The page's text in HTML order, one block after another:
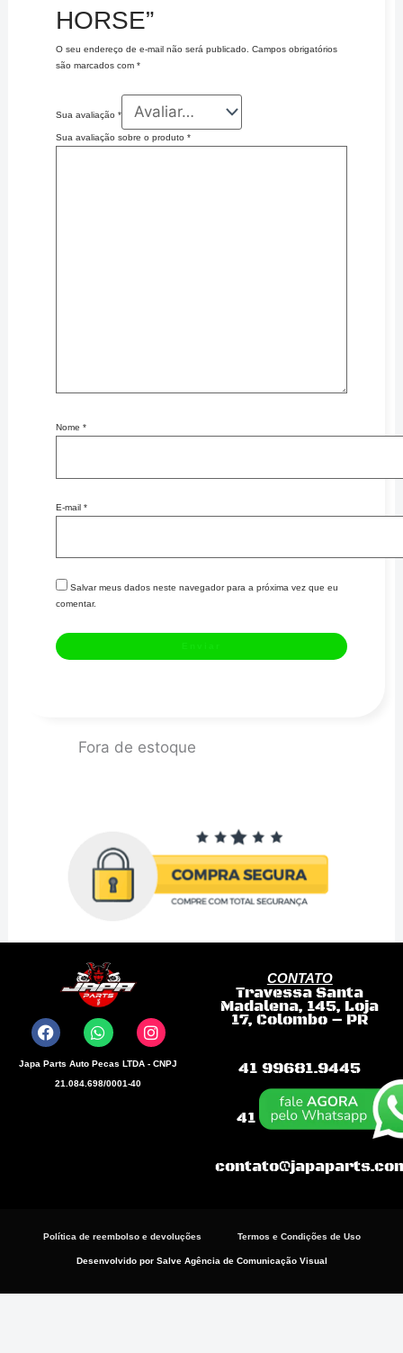
HORSE”
O seu endereço de e-mail não será publicado.
Campos obrigatórios
são marcados com *
Sua avaliação *
Sua avaliação sobre o produto *
Nome *
E-mail *
Salvar meus dados neste navegador para a próxima vez que eu
comentar.
Fora de estoque
a
c
e
b
W
h
a
t
s
a
n
s
t
a
Japa Parts Auto Pecas LTDA - CNPJ
21.084.698/0001-40
CONTATO
Travessa Santa
Madalena, 145, Loja
17, Colombo – PR
41 99681.9445
41 99868-3198
Política de reembolso e devoluções Termos e Condições de Uso
Desenvolvido por Salve Agência de Comunicação Visual